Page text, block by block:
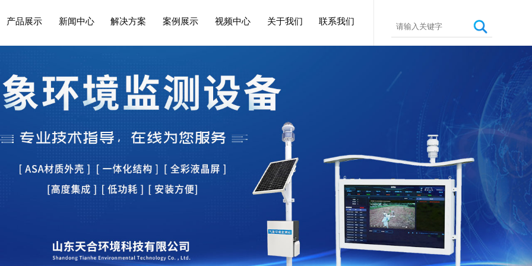
产品展示 新闻中心 解决方案 案例展示 视频中心 关于我们 联系我们